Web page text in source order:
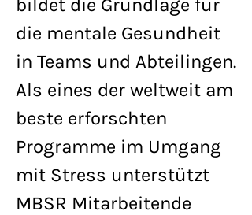
bildet die Grundlage für
die mentale Gesundheit
in Teams und Abteilingen.
Als eines der weltweit am
beste erforschten
Programme im Umgang
mit Stress unterstützt
MBSR Mitarbeitende